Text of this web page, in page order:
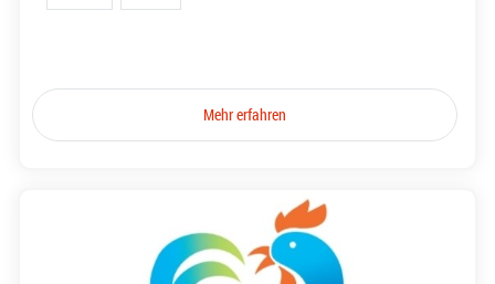
Mehr erfahren